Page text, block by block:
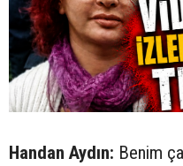
Handan Aydın: Benim